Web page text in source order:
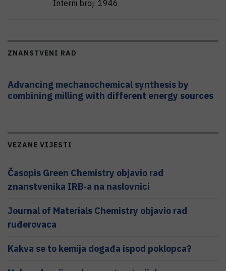
Interni broj: 1946
ZNANSTVENI RAD
Advancing mechanochemical synthesis by
combining milling with different energy sources
VEZANE VIJESTI
Časopis Green Chemistry objavio rad
znanstvenika IRB-a na naslovnici
Journal of Materials Chemistry objavio rad
ruđerovaca
Kakva se to kemija događa ispod poklopca?